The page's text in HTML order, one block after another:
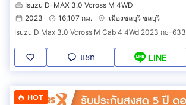
Isuzu D-MAX 3.0 Vcross M 4WD
2023
16,107 กม.
เมืองชลบุรี ชลบุรี
Isuzu D Max 3.0 Vcross M Cab 4 4Wd 2023 กธ-633
แชท LINE
HOT